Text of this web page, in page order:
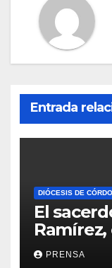
Entrada
DIÓCESIS DE
El
Ramírez,
Iglesia
PRENSA